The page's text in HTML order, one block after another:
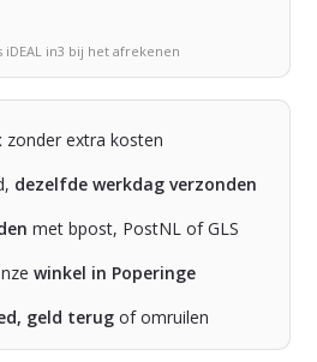
in3 bij het afrekenen
zonder extra kosten
dezelfde werkdag verzonden
met bpost, PostNL of GLS
winkel in Poperinge
geld terug of omruilen